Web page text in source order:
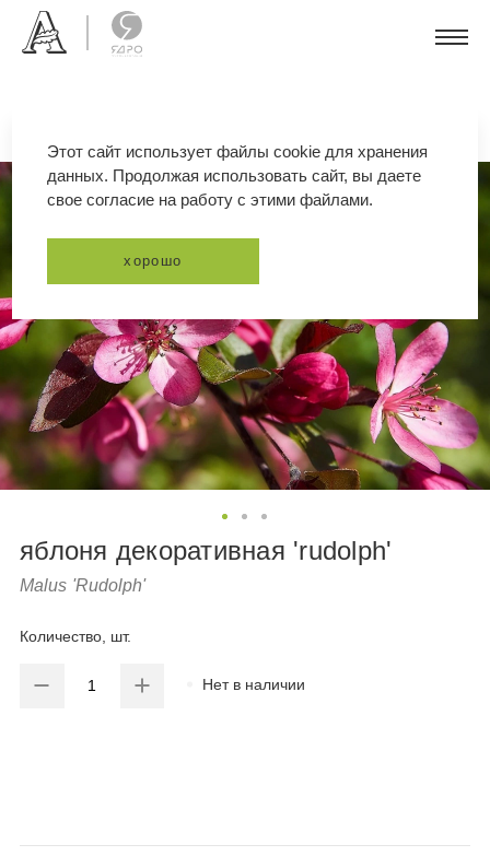
яблоня декоративная 'rudolph'
Malus 'Rudolph'
Количество, шт.
Нет в наличии
Этот сайт использует файлы cookie для хранения
данных. Продолжая использовать сайт, вы даете
свое согласие на работу с этими файлами.
хорошо